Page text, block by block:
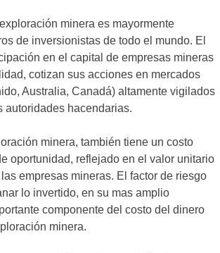
minera es mayormente
de inversionistas de todo el mundo. El
en el capital de empresas mineras
cotizan sus acciones en mercados
Australia, Canadá) altamente vigilados
autoridades hacendarias.
minera, también tiene un costo
oportunidad, reflejado en el valor unitario
empresas mineras. El factor de riesgo
lo invertido, en su mas amplio
componente del costo del dinero
minera.